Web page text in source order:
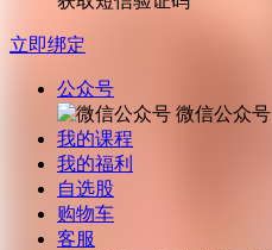
立即绑定
公众号
微信公众号
我的课程
我的福利
自选股
购物车
客服